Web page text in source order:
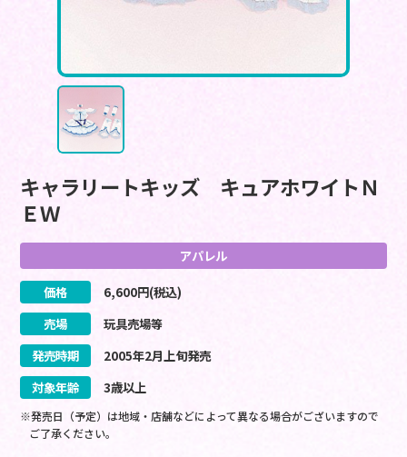
キャラリートキッズ キュアホワイトＮ
ＥＷ
アパレル
価格 6,600円(税込)
売場
玩具売場等
発売時期
2005年2月上旬発売
対象年齢
3歳以上
※発売日（予定）は地域・店舗などによって異なる場合がございますので
ご了承ください。